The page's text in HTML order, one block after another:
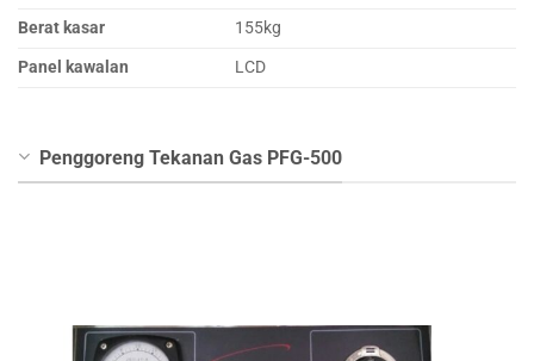
Berat kasar
155kg
Panel kawalan
LCD
Penggoreng Tekanan Gas PFG-500